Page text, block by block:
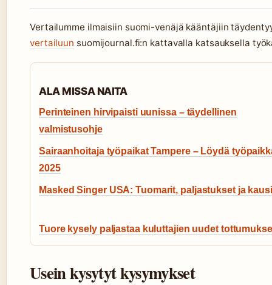
Vertailumme ilmaisiin suomi-venäjä kääntäjiin
vertailuun suomijournal.fi:n kattavalla katsauksella
ALA MISSA NAITA
Perinteinen hirvipaisti uunissa – täydellinen
valmistusohje
Sairaanhoitaja työpaikat Tampere – Löydä
2025
Masked Singer USA: Tuomarit, paljastukset ja
Tuore kysely paljastaa kuluttajien uudet
Usein kysytyt kysymykset